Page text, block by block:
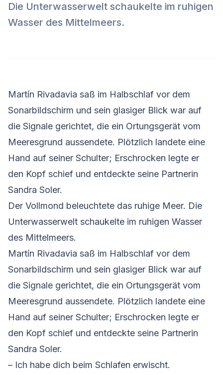
Die Unterwasserwelt schaukelte im ruhigen
Wasser des Mittelmeers.
Martín Rivadavia saß im Halbschlaf vor dem
Sonarbildschirm und sein glasiger Blick war auf
die Signale gerichtet, die ein Ortungsgerät vom
Meeresgrund aussendete. Plötzlich landete eine
Hand auf seiner Schulter; Erschrocken legte er
den Kopf schief und entdeckte seine Partnerin
Sandra Soler.
Der Vollmond beleuchtete das ruhige Meer. Die
Unterwasserwelt schaukelte im ruhigen Wasser
des Mittelmeers.
Martín Rivadavia saß im Halbschlaf vor dem
Sonarbildschirm und sein glasiger Blick war auf
die Signale gerichtet, die ein Ortungsgerät vom
Meeresgrund aussendete. Plötzlich landete eine
Hand auf seiner Schulter; Erschrocken legte er
den Kopf schief und entdeckte seine Partnerin
Sandra Soler.
– Ich habe dich beim Schlafen erwischt.